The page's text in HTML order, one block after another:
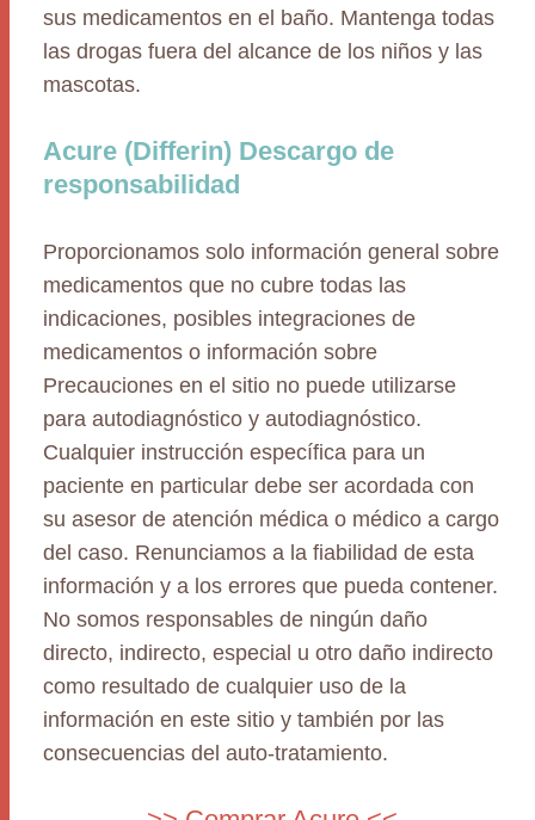
sus medicamentos en el baño. Mantenga todas
las drogas fuera del alcance de los niños y las
mascotas.
Acure (Differin) Descargo de
responsabilidad
Proporcionamos solo información general sobre
medicamentos que no cubre todas las
indicaciones, posibles integraciones de
medicamentos o información sobre
Precauciones en el sitio no puede utilizarse
para autodiagnóstico y autodiagnóstico.
Cualquier instrucción específica para un
paciente en particular debe ser acordada con
su asesor de atención médica o médico a cargo
del caso. Renunciamos a la fiabilidad de esta
información y a los errores que pueda contener.
No somos responsables de ningún daño
directo, indirecto, especial u otro daño indirecto
como resultado de cualquier uso de la
información en este sitio y también por las
consecuencias del auto-tratamiento.